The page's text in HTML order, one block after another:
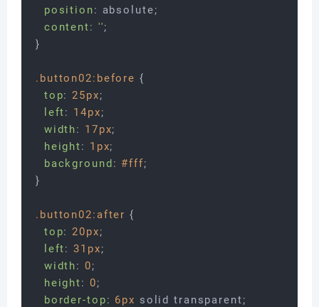
position: absolute;
content: '';
}
.button02:before {
top: 25px;
left: 14px;
width: 17px;
height: 1px;
background: #fff;
}
.button02:after {
top: 20px;
left: 31px;
width: 0;
height: 0;
border-top: 6px solid transparent;